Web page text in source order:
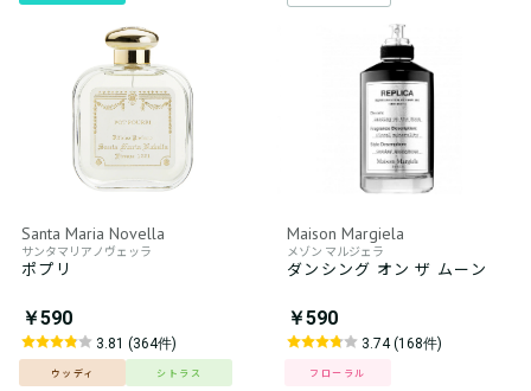
Santa Maria Novella
サンタマリアノヴェッラ
ポプリ
￥590
3.81 (364件)
ウッディ シトラス
Maison Margiela
メゾン マルジェラ
ダンシング オン ザ ムーン
￥590
3.74 (168件)
フローラル